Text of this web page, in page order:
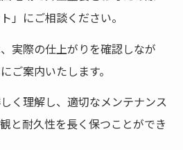
」にご相談ください。
実際の仕上がりを確認しなが
ご案内いたします。
く理解し、適切なメンテナンス
と耐久性を長く保つことができ